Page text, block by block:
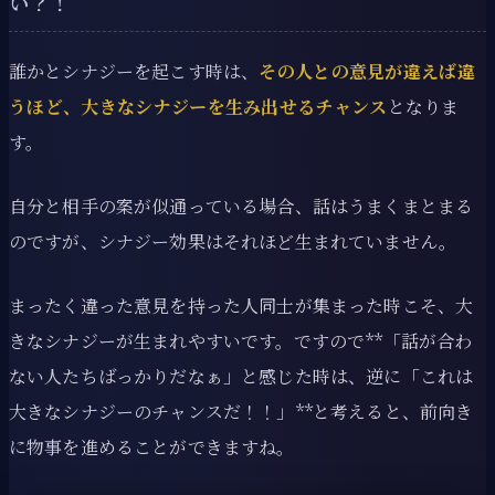
誰かとシナジーを起こす時は、 その人との意見が違えば違
うほど、大きなシナジーを生み出せるチャンス となりま
す。
自分と相手の案が似通っている場合、話はうまくまとまる
のですが、シナジー効果はそれほど生まれていません。
まったく違った意見を持った人同士が集まった時こそ、大
きなシナジーが生まれやすいです。ですので**「話が合わ
ない人たちばっかりだなぁ」と感じた時は、逆に「これは
大きなシナジーのチャンスだ！！」**と考えると、前向き
に物事を進めることができますね。